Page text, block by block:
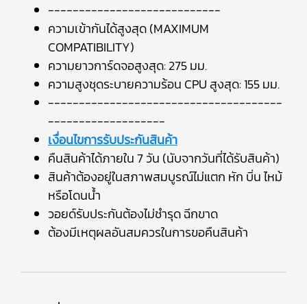
----------------------------
ความเข้ากันได้สูงสุด (MAXIMUM
COMPATIBILITY)
ความยาวการ์ดจอสูงสุด: 275 มม.
ความสูงชุดระบายความร้อน CPU สูงสุด: 155 มม.
--------------------------------------
-------------------
เงื่อนไขการรับประกันสินค้า
คืนสินค้าได้ภายใน 7 วัน (นับจากวันที่ได้รับสินค้า)
สินค้าต้องอยู่ในสภาพสมบูรณ์ไม่แตก หัก บิ่น ไหม้
หรือโดนน้ำ
วอยด์รับประกันต้องไม่ชำรุด ฉีกขาด
ต้องมีเหตุผลอันสมควรในการขอคืนสินค้า